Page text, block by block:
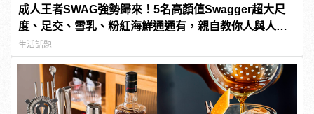
成人王者SWAG強勢歸來！5名高顏值Swagger超大尺
度、足交、雪乳、粉紅海鮮通通有，親自教你人與人的
連結！ | manfashion這樣變型男
生活話題